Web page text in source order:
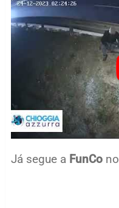
Já segue a FunCono